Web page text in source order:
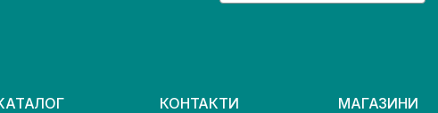
КОНТАКТИ МАГАЗИНИ